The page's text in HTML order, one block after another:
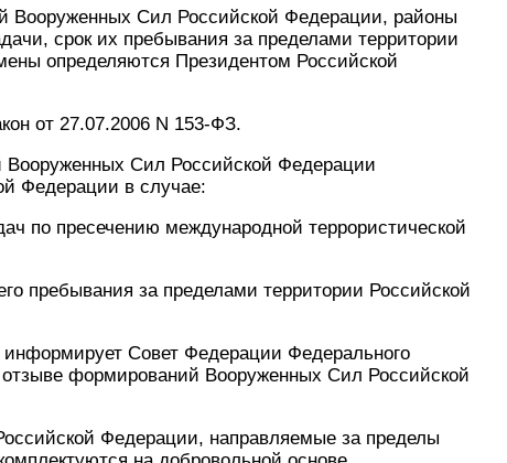
Вооруженных Сил Российской Федерации, районы
срок их пребывания за пределами территории
определяются Президентом Российской
от 27.07.2006 N 153-ФЗ.
Сил Российской Федерации
Федерации в случае:
по пресечению международной террористической
пребывания за пределами территории Российской
информирует Совет Федерации Федерального
формирований Вооруженных Сил Российской
Федерации, направляемые за пределы